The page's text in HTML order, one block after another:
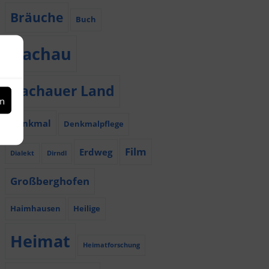
Bräuche Buch
Dachau
Dachauer Land
Denkmal Denkmalpflege
Dialekt Dirndl Erdweg Film
Großberghofen
Haimhausen Heilige
Heimat Heimatforschung